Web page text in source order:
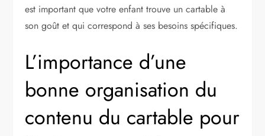
est important que votre enfant trouve un cartable à
son goût et qui correspond à ses besoins spécifiques.
L’importance d’une
bonne organisation du
contenu du cartable pour